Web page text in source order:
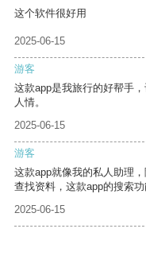
这个软件很好用
2025-06-15
游客
这款app是我旅行的好帮手
人情。
2025-06-15
游客
这款app就像我的私人助理
查找资料，这款app的搜索
2025-06-15